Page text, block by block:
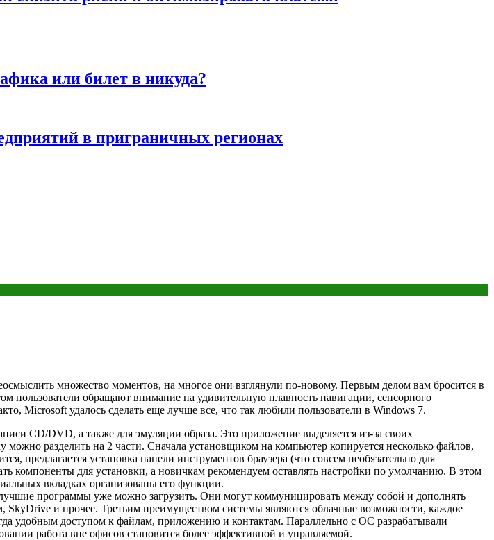
или билет в никуда?
в приграничных регионах
множество моментов, на многое они взглянули по-новому. Первым делом вам бросится в
пользователи обращают внимание на удивительную плавность навигации, сенсорного
Microsoft удалось сделать еще лучше все, что так любили пользователи в Windows 7.
CD/DVD, а также для эмуляции образа. Это приложение выделяется из-за своих
разделить на 2 части. Сначала установщиком на компьютер копируется несколько файлов,
предлагается установка панели инструментов браузера (что совсем необязательно для
компоненты для установки, а новичкам рекомендуем оставлять настройки по умолчанию. В этом
вкладках организованы его функции.
программы уже можно загрузить. Они могут коммуницировать между собой и дополнять
SkyDrive и прочее. Третьим преимуществом системы являются облачные возможности, каждое
удобным доступом к файлам, приложению и контактам. Параллельно с ОС разрабатывали
работа вне офисов становится более эффективной и управляемой.